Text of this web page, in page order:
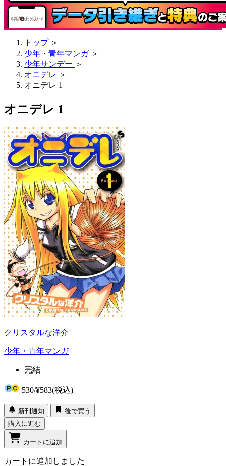
トップ ＞
少年・青年マンガ ＞
少年サンデー ＞
オニデレ ＞
オニデレ 1
オニデレ 1
クリスタルな洋介
少年・青年マンガ
完結
530/¥583(税込)
新刊通知
後で買う
購入に進む
カートに追加
カートに追加しました